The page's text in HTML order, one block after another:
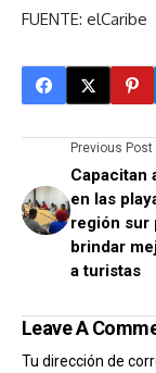
FUENTE: elCaribe
Previous Post
Capacitan
en las
región sur
brindar
a turistas
Leave A
Tu dirección de